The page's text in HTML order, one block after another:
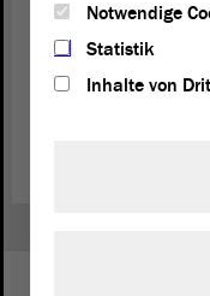
Notwendige
Statistik
Inhalte von